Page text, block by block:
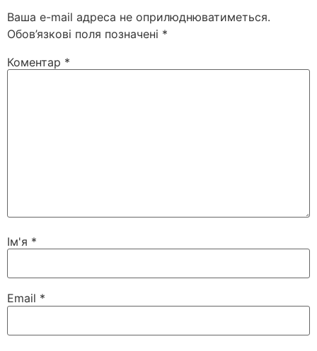
Ваша e-mail адреса не оприлюднюватиметься.
Обов’язкові поля позначені *
Коментар *
Ім'я *
Email *